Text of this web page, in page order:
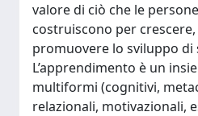
valore di ciò che le
costruiscono per
promuovere lo sviluppo di
L’apprendimento è un
multiformi (cognitivi,
relazionali, motivazionali,